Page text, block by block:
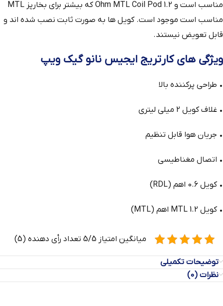
مناسب است و 1.2 Ohm MTL Coil Pod که بیشتر برای بخارپز MTL
مناسب است موجود است. کویل ها به صورت ثابت نصب شده اند و
قابل تعویض نیستند.
ویژگی های کارتریج ایجیس نانو گیک ویپ
• طراحی پرکننده بالا
• غلاف کویل 2 میلی لیتری
• جریان هوا قابل تنظیم
• اتصال مغناطیسی
• کویل 0.6 اهم (RDL)
• کویل MTL 1.2 اهم (MTL)
میانگین امتیاز 5/5 تعداد رأی دهنده (5)
توضیحات تکمیلی
نظرات (0)